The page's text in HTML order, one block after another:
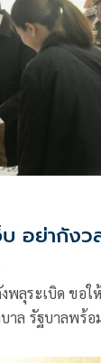
บ อย่ากังว
พลุระเบิด ขอให้
าล รัฐบาลพร้อ